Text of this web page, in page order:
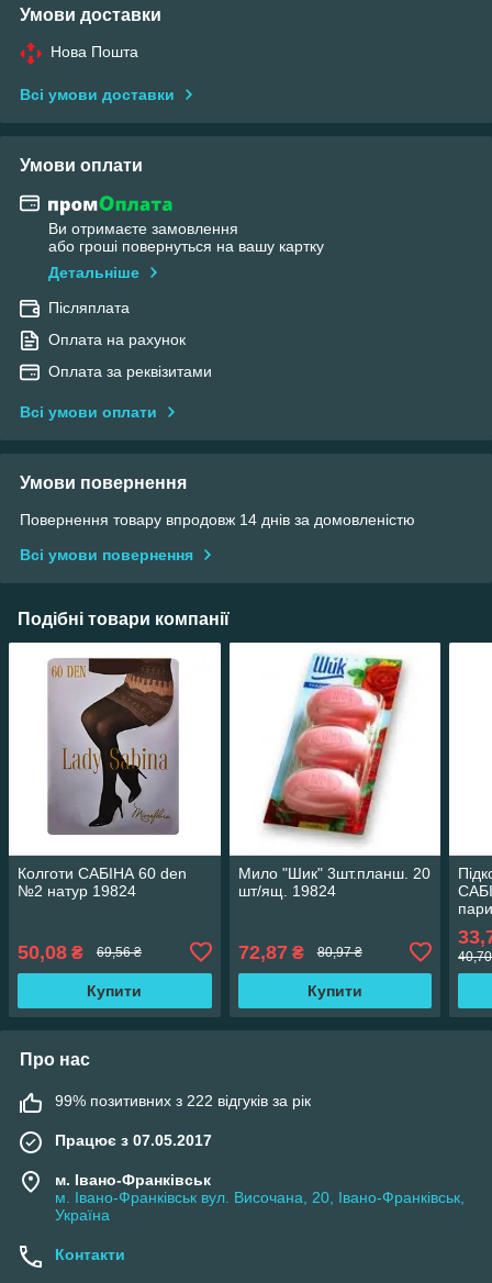
Умови доставки
Нова Пошта
Всі умови доставки
Умови оплати
Ви отримаєте замовлення
або гроші повернуться на вашу картку
Детальніше
Післяплата
Оплата на рахунок
Оплата за реквізитами
Всі умови оплати
Умови повернення
Повернення товару впродовж 14 днів за домовленістю
Всі умови повернення
Подібні товари компанії
Колготи САБІНА 60 den
№2 натур 19824
50,08 ₴ 69,56 ₴
Купити
Мило "Шик" 3шт.планш. 20
шт/ящ. 19824
72,87₴ 80,97 ₴
Купити
Про нас
99% позитивних з 222 відгуків за рік
Працює з 07.05.2017
м. Івано-Франківськ
м. Івано-Франківськ вул. Височана, 20, Івано-Франківськ,
Україна
Контакти